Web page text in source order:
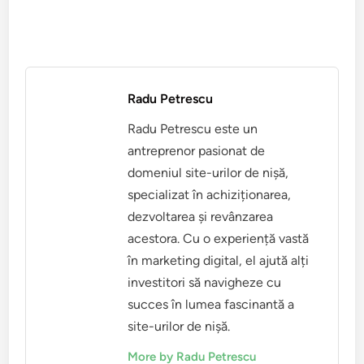
Radu Petrescu
Radu Petrescu este un
antreprenor pasionat de
domeniul site-urilor de nișă,
specializat în achiziționarea,
dezvoltarea și revânzarea
acestora. Cu o experiență vastă
în marketing digital, el ajută alți
investitori să navigheze cu
succes în lumea fascinantă a
site-urilor de nișă.
More by Radu Petrescu